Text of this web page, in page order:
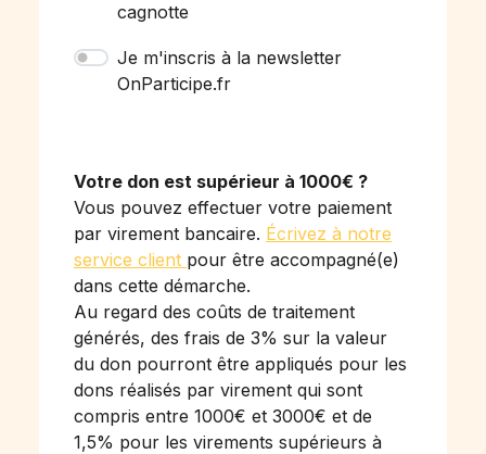
cagnotte
Je m'inscris à la newsletter
OnParticipe.fr
Votre don est supérieur à 1000€ ?
Vous pouvez effectuer votre paiement
par virement bancaire. Écrivez à notre
service client pour être accompagné(e)
dans cette démarche.
Au regard des coûts de traitement
générés, des frais de 3% sur la valeur
du don pourront être appliqués pour les
dons réalisés par virement qui sont
compris entre 1000€ et 3000€ et de
1,5% pour les virements supérieurs à